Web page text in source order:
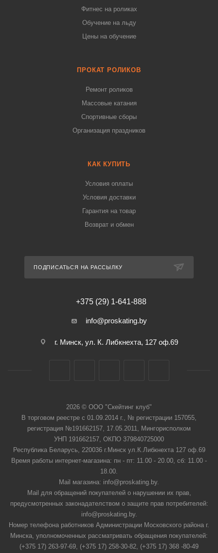
Фитнес на роликах
Обучение на льду
Цены на обучение
ПРОКАТ РОЛИКОВ
Ремонт роликов
Массовые катания
Спортивные сборы
Организация праздников
КАК КУПИТЬ
Условия оплаты
Условия доставки
Гарантия на товар
Возврат и обмен
ПОДПИСАТЬСЯ НА РАССЫЛКУ
+375 (29) 1-641-888
info@proskating.by
г. Минск, ул. К. Либкнехта, 127 оф.69
2026 © ООО "Скейтинг клуб"
В торговом реестре с 01.09.2014 г., № регистрации 157055,
регистрация №191662157, 17.05.2011, Мингорисполком
УНП 191662157, ОКПО 379840725000
Республика Беларусь, 220036 г.Минск ул.К.Либкнехта 127 оф.69
Время работы интернет-магазина: пн - пт: 11.00 - 20.00, сб: 11.00 -
18.00.
Mail магазина: info@proskating.by.
Mail для обращений покупателей о нарушении их прав,
предусмотренных законадателством о защите прав потребителей:
info@proskating.by.
Номер телефона работников Администрации Московского района г.
Минска, уполномоченных рассматривать обращения покупателей:
(+375 17) 263-97-69, (+375 17) 258-30-82, (+375 17) 368 -80-49